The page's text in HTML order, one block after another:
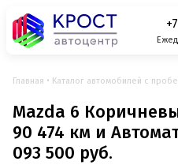
Главная Каталог автомобилей с
Mazda 6
90 474 км и
093 500 руб.